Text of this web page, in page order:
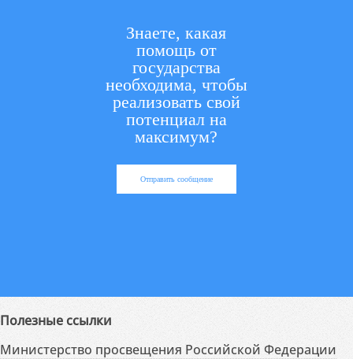
Знаете, какая
помощь от
государства
необходима, чтобы
реализовать свой
потенциал на
максимум?
Отправить сообщение
Полезные ссылки
Министерство просвещения Российской Федерации